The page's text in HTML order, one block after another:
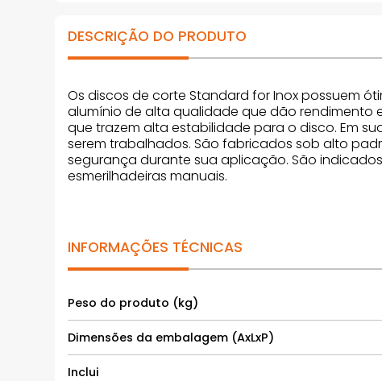
DESCRIÇÃO DO PRODUTO
Os discos de corte Standard for Inox possuem
alumínio de alta qualidade que dão rendimento
que trazem alta estabilidade para o disco. Em
serem trabalhados. São fabricados sob alto
segurança durante sua aplicação. São
esmerilhadeiras manuais.
INFORMAÇÕES TÉCNICAS
Peso do produto (kg)
Dimensões da embalagem (AxLxP)
Inclui